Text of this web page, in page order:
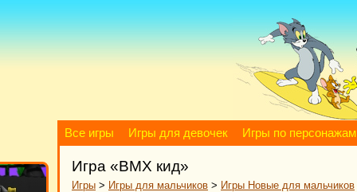
Все игры Игры для девочек Игры по персонажам
Игра «BMX кид»
Игры > Игры для мальчиков > Игры Новые для мальчиков